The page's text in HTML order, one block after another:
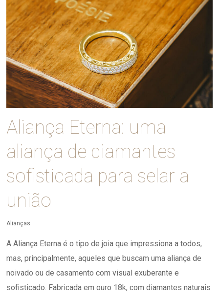
Aliança Eterna: uma
aliança de diamantes
sofisticada para selar a
união
Alianças
A Aliança Eterna é o tipo de joia que impressiona a todos,
mas, principalmente, aqueles que buscam uma aliança de
noivado ou de casamento com visual exuberante e
sofisticado. Fabricada em ouro 18k, com diamantes naturais